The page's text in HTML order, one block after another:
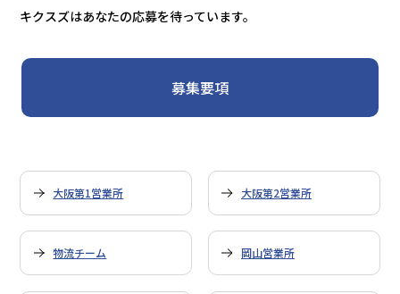
キクスズはあなたの応募を待っています。
募集要項
大阪第1営業所 大阪第2営業所
物流チーム 岡山営業所